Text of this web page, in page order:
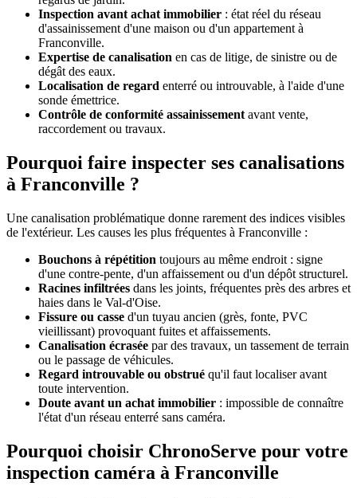
Inspection avant achat immobilier : état réel du réseau
d'assainissement d'une maison ou d'un appartement à
Franconville.
Expertise de canalisation en cas de litige, de sinistre ou de
dégât des eaux.
Localisation de regard enterré ou introuvable, à l'aide d'une
sonde émettrice.
Contrôle de conformité assainissement avant vente,
raccordement ou travaux.
Pourquoi faire inspecter ses canalisations
à Franconville ?
Une canalisation problématique donne rarement des indices visibles
de l'extérieur. Les causes les plus fréquentes à Franconville :
Bouchons à répétition toujours au même endroit : signe
d'une contre-pente, d'un affaissement ou d'un dépôt structurel.
Racines infiltrées dans les joints, fréquentes près des arbres et
haies dans le Val-d'Oise.
Fissure ou casse d'un tuyau ancien (grès, fonte, PVC
vieillissant) provoquant fuites et affaissements.
Canalisation écrasée par des travaux, un tassement de terrain
ou le passage de véhicules.
Regard introuvable ou obstrué qu'il faut localiser avant
toute intervention.
Doute avant un achat immobilier : impossible de connaître
l'état d'un réseau enterré sans caméra.
Pourquoi choisir ChronoServe pour votre
inspection caméra à Franconville